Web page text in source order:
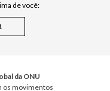
de você:
da ONU
os movimentos